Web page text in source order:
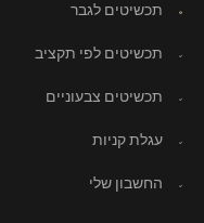
תכשיטים לגבר
תכשיטים לפי תקציב
תכשיטים צבעוניים
עגלת קניות
החשבון שלי